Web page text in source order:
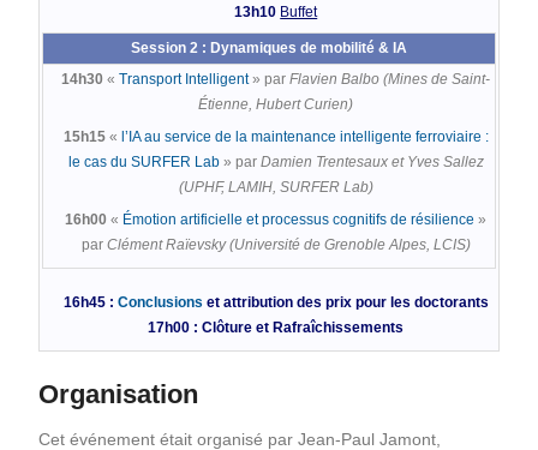
13h10 Buffet
Session 2 : Dynamiques de mobilité & IA
14h30 «Transport Intelligent» parFlavien Balbo (Mines de Saint-
Étienne, Hubert Curien)
15h15« l’IA au service de la maintenance intelligente ferroviaire :
le cas du SURFER Lab» par Damien Trentesaux et Yves Sallez
(UPHF, LAMIH, SURFER Lab)
16h00 « Émotion artificielle et processus cognitifs de résilience »
par Clément Raïevsky (Université de Grenoble Alpes, LCIS)
16h45 : Conclusions et attribution des prix pour les doctorants
17h00 : Clôture et Rafraîchissements
Organisation
Cet événement était organisé par Jean-Paul Jamont,